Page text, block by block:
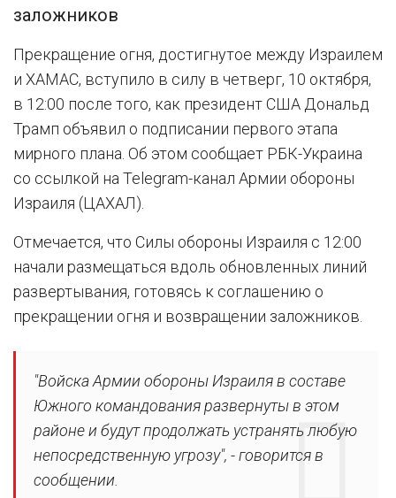
заложников
Прекращение огня, достигнутое между Израилем
и ХАМАС, вступило в силу в четверг, 10 октября,
в 12:00 после того, как президент США Дональд
Трамп объявил о подписании первого этапа
мирного плана. Об этом сообщает РБК-Украина
со ссылкой на Telegram-канал Армии обороны
Израиля (ЦАХАЛ).
Отмечается, что Силы обороны Израиля с 12:00
начали размещаться вдоль обновленных линий
развертывания, готовясь к соглашению о
прекращении огня и возвращении заложников.
"Войска Армии обороны Израиля в составе
Южного командования развернуты в этом
районе и будут продолжать устранять любую
непосредственную угрозу", - говорится в
сообщении.